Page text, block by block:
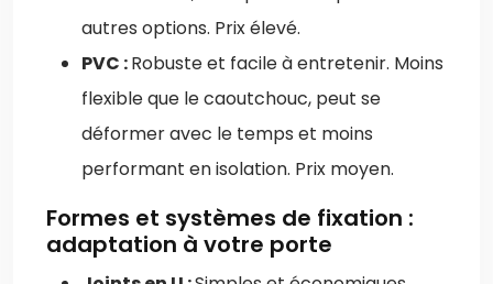
autres options. Prix élevé.
PVC :Robuste et facile à entretenir. Moins
flexible que le caoutchouc, peut se
déformer avec le temps et moins
performant en isolation. Prix moyen.
Formes et systèmes de fixation :
adaptation à votre porte